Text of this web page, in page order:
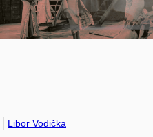
Libor Vodička